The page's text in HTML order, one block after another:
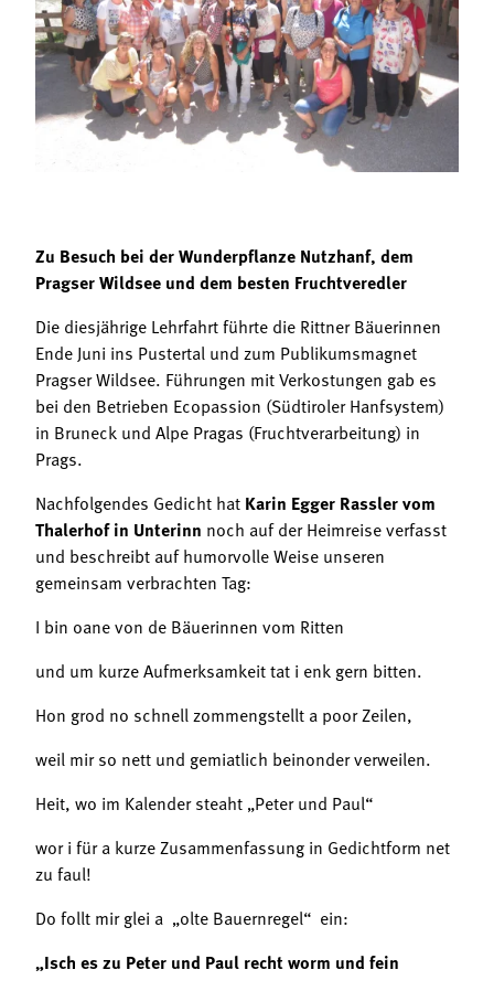
Mitgliedschaft
Landessekretariat
Bäuerliche Buffets
Hofgeschichten
Zu Besuch bei der Wunderpflanze Nutzhanf, dem
Pragser Wildsee und dem besten Fruchtveredler
Die diesjährige Lehrfahrt führte die Rittner Bäuerinnen
Ende Juni ins Pustertal und zum Publikumsmagnet
Pragser Wildsee. Führungen mit Verkostungen gab es
bei den Betrieben Ecopassion (Südtiroler Hanfsystem)
in Bruneck und Alpe Pragas (Fruchtverarbeitung) in
Prags.
Nachfolgendes Gedicht hat Karin Egger Rassler vom
Thalerhof in Unterinn noch auf der Heimreise verfasst
und beschreibt auf humorvolle Weise unseren
gemeinsam verbrachten Tag:
I bin oane von de Bäuerinnen vom Ritten
und um kurze Aufmerksamkeit tat i enk gern bitten.
Hon grod no schnell zommengstellt a poor Zeilen,
weil mir so nett und gemiatlich beinonder verweilen.
Heit, wo im Kalender steaht „Peter und Paul“
wor i für a kurze Zusammenfassung in Gedichtform net
zu faul!
Do follt mir glei a „olte Bauernregel“ ein:
„Isch es zu Peter und Paul recht worm und fein